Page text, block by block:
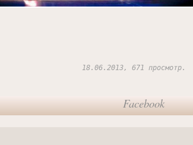
18.06.2013, 671 просмотр.
Facebook